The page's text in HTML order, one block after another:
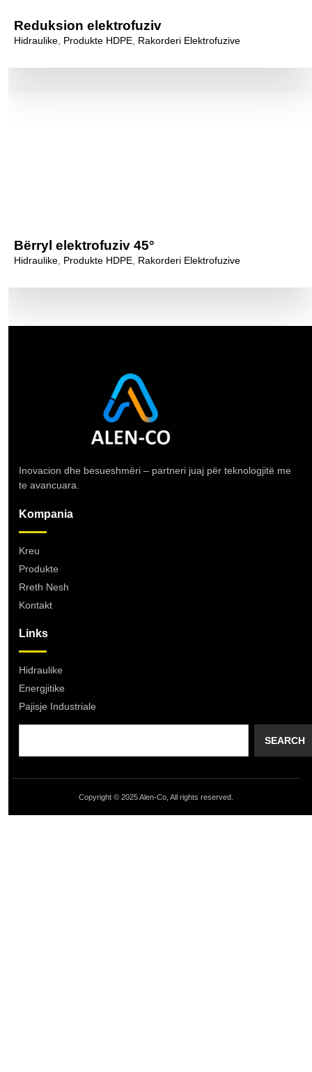
Reduksion elektrofuziv
Hidraulike Produkte HDPE Rakorderi Elektrofuzive
Bërryl elektrofuziv 45°
Hidraulike Produkte HDPE Rakorderi Elektrofuzive
Inovacion dhe besueshmëri – partneri juaj për teknologjitë me
te avancuara.
Kompania
Kreu
Produkte
Rreth Nesh
Kontakt
Links
Hidraulike
Energjitike
Pajisje Industriale
SEARCH
Copyright © 2025 Alen-Co, All rights reserved.